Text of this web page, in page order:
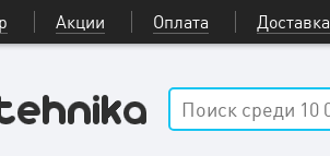
Акции Оплата Доставка